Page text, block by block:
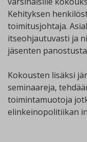
Kehityksen
toimitusjohtaja.
itseohjautuvasti ja
jäsenten
Kokousten lisäksi
seminaareja,
toimintamuotoja
elinkeinopolitiikan